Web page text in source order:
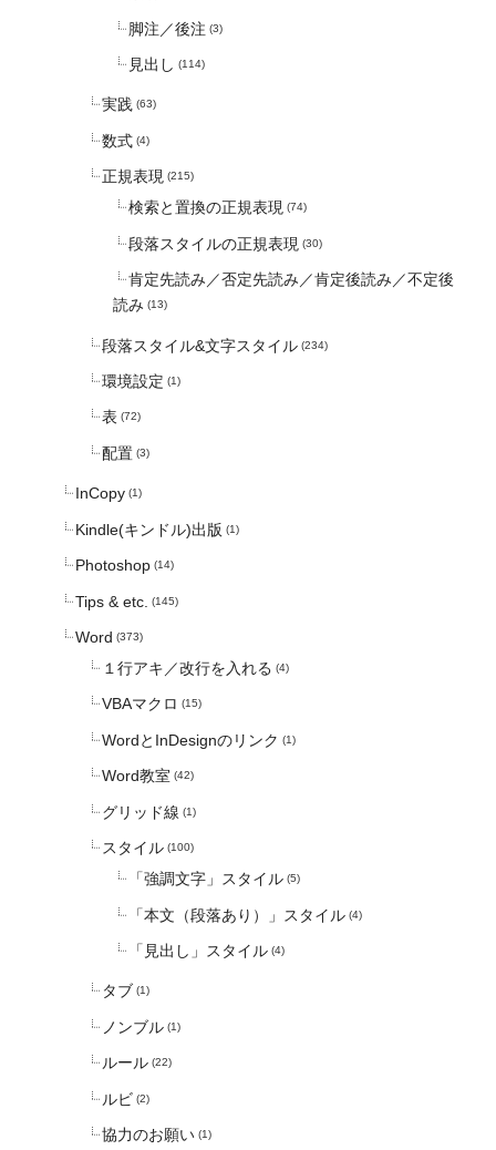
脚注／後注 (3)
見出し (114)
実践 (63)
数式 (4)
正規表現 (215)
検索と置換の正規表現 (74)
段落スタイルの正規表現 (30)
肯定先読み／否定先読み／肯定後読み／不定後
読み (13)
段落スタイル&文字スタイル (234)
環境設定 (1)
表 (72)
配置 (3)
InCopy (1)
Kindle(キンドル)出版 (1)
Photoshop (14)
Tips & etc. (145)
Word (373)
１行アキ／改行を入れる (4)
VBAマクロ (15)
WordとInDesignのリンク (1)
Word教室 (42)
グリッド線 (1)
スタイル (100)
「強調文字」スタイル (5)
「本文（段落あり）」スタイル (4)
「見出し」スタイル (4)
タブ (1)
ノンブル (1)
ルール (22)
ルビ (2)
協力のお願い (1)